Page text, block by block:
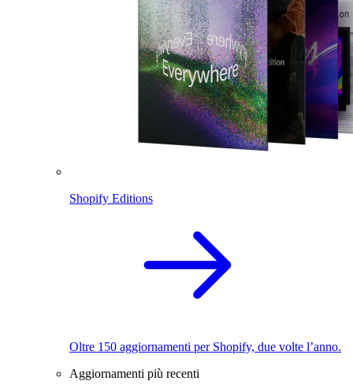
Shopify Editions
Oltre 150 aggiornamenti per Shopify, due volte l’anno.
Aggiornamenti più recenti